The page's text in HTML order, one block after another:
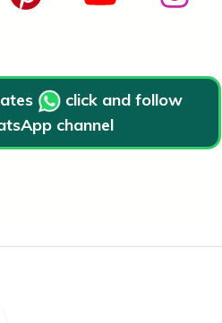
click and follow
channel